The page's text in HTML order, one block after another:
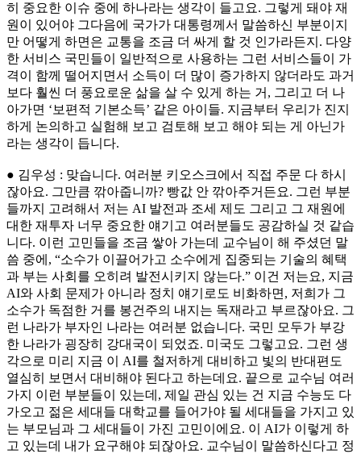
히 중요한 이슈 중에 하나라는 생각이 들고요. 그렇게 돼야 재
원이 있어야 그다음에 국가가 대통령께서 말씀하신 부분이지
만 어떻게 하면은 교통을 조금 더 싸게 할 것 인가라든지. 다양
한 서비스 국민들이 일반적으로 사용하는 그런 서비스들이 가
격이 함께 떨어지면서 소득이 더 많이 증가하지 않더라도 과거
보다 훨씬 더 풍요로운 삶을 살 수 있게 하는 거, 그리고 더 나
아가면 ‘보편적 기본소득’ 같은 아이들. 지금부터 우리가 진지
하게 논의하고 실험해 보고 검토해 보고 해야 되는 게 아닌가
라는 생각이 듭니다.
● 김우성 : 맞습니다. 여러분 키오스크에서 직접 주문 다 하시
잖아요. 그만큼 깎아줍니까? 빵값 안 깎아주거든요. 그런 부분
들까지 고려해서 저는 AI 발전과 조세 제도 그리고 그 재원에
대한 재투자 너무 중요한 얘기고 여러분들도 공감하실 것 같습
니다. 이런 고민들을 조금 쌓아 가는데 교수님이 해 주셨던 말
씀 중에, “소수가 이끌어가고 소수에게 집중되는 기술의 혜택
과 부는 사회를 오히려 발전시키지 않는다.” 이건 저는요, 지금
AI와 사회 문제가 아니라 정치 얘기로도 비화하면, 저희가 그
소수가 독점한 거를 봉건주의 내지는 독재라고 부르잖아요. 그
런 나라가 부자인 나라는 여러분 없습니다. 국민 모두가 부강
한 나라가 굉장히 강대국이 되었죠. 미국도 그렇고요. 그런 생
각으로 미리 지금 이 AI를 철저하게 대비하고 빛의 반대편도
열심히 보면서 대비해야 된다고 하는데요. 끝으로 교수님 여러
가지 이런 부분들이 있는데, 제일 관심 있는 건 지금 수능도 다
가오고 젊은 세대들 대학교를 들어가야 될 세대들을 가지고 있
는 부모님과 그 세대들이 가진 고민이에요. 이 AI가 이렇게 하
고 있는데 내가 요구해야 되잖아요. 교수님이 말씀하신다고 정